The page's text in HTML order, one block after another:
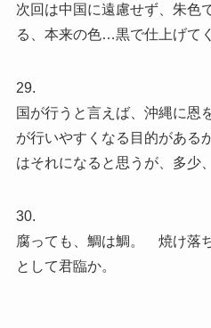
次回は中国に遠慮せず、朱色
る、本来の色…黒で仕上げて
29.
国が行うと言えば、沖縄に恩
が行いやすくなる目的がある
はそれになると思うが、多少
30.
腐っても、鯛は鯛。 焼け落
として君臨か。